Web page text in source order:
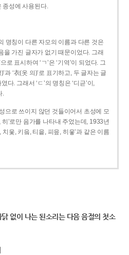
종성에 사용된다.
명칭이 다른 자모의 이름과 다른 것은
을 가진 글자가 없기 때문이었다. 그래
로 표시하여 ‘ㄱ’은 ‘기역’이 되었다. 그
)’과 ‘衣(옷 의)’로 표기하고, 두 글자는 글
다. 그래서 ‘ㄷ’의 명칭은 ‘디귿’이,
.
으로 쓰이지 않던 것들이어서 초성에 모
히’로만 음가를 나타내 주었는데, 1933년
치읓, 키읔, 티읕, 피읖, 히읗’과 같은 이름
없이 나는 된소리는 다음 음절의 첫소